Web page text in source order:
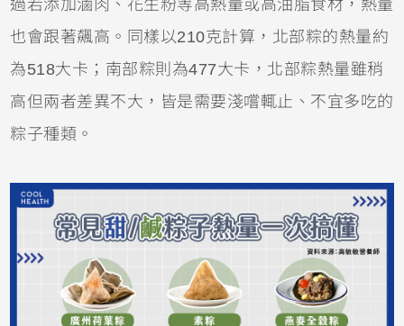
過若添加滷肉、花生粉等高熱量或高油脂食材，熱量
也會跟著飆高。同樣以210克計算，北部粽的熱量約
為518大卡；南部粽則為477大卡，北部粽熱量雖稍
高但兩者差異不大，皆是需要淺嚐輒止、不宜多吃的
粽子種類。